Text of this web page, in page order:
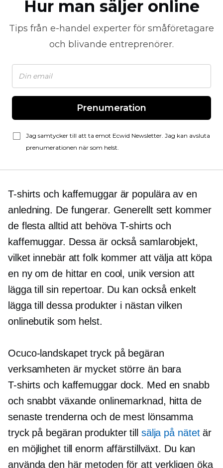
Hur man säljer online
Tips från e-handel experter för småföretagare
och blivande entreprenörer.
Prenumeration
Jag samtycker till att ta emot Ecwid Newsletter. Jag kan avsluta
prenumerationen när som helst.
T-shirts och kaffemuggar är populära av en
anledning. De fungerar. Generellt sett kommer
de flesta alltid att behövaT-shirtsoch
kaffemuggar. Dessa är också samlarobjekt,
vilket innebär att folk kommer att välja att köpa
en ny om de hittar en cool, unik version att
lägga till sin repertoar. Du kan också enkelt
lägga till dessa produkter i nästan vilken
onlinebutik som helst.
Ocuco-landskapettryck på begäran
verksamheten är mycket större än bara
T-shirts och kaffemuggar dock. Med ensnabb
och snabbt växande onlinemarknad, hitta de
senaste trenderna och de mest lönsamma
tryck på begäran produkter till sälja på nätetär
en möjlighet till enorm affärstillväxt. Du kan
använda den här metoden för att verkligen öka